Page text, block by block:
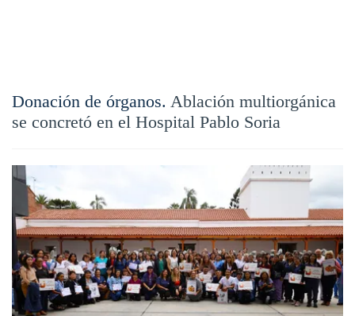
Donación de órganos. Ablación multiorgánica
se concretó en el Hospital Pablo Soria